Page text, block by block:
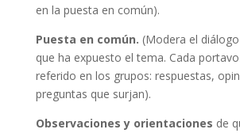
en la puesta en común).
Puesta en común. (Modera el
que ha expuesto el tema. Cada
referido en los grupos: respuestas,
preguntas que surjan).
Observaciones y orientaciones de